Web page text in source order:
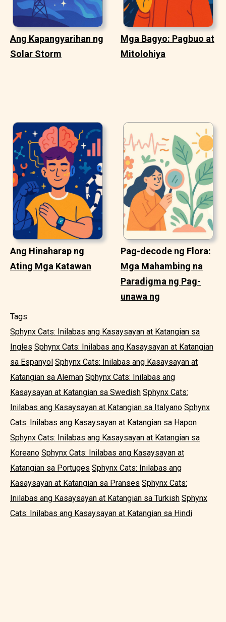
Ang Kapangyarihan ng
Solar Storm
Mga Bagyo: Pagbuo at
Mitolohiya
Ang Hinaharap ng
Ating Mga Katawan
Pag-decode ng Flora:
Mga Mahambing na
Paradigma ng Pag-
unawa ng
Tags:
Sphynx Cats: Inilabas ang Kasaysayan at Katangian sa
Ingles Sphynx Cats: Inilabas ang Kasaysayan at Katangian
sa Espanyol Sphynx Cats: Inilabas ang Kasaysayan at
Katangian sa Aleman Sphynx Cats: Inilabas ang
Kasaysayan at Katangian sa Swedish Sphynx Cats:
Inilabas ang Kasaysayan at Katangian sa Italyano Sphynx
Cats: Inilabas ang Kasaysayan at Katangian sa Hapon
Sphynx Cats: Inilabas ang Kasaysayan at Katangian sa
Koreano Sphynx Cats: Inilabas ang Kasaysayan at
Katangian sa Portuges Sphynx Cats: Inilabas ang
Kasaysayan at Katangian sa Pranses Sphynx Cats:
Inilabas ang Kasaysayan at Katangian sa Turkish Sphynx
Cats: Inilabas ang Kasaysayan at Katangian sa Hindi